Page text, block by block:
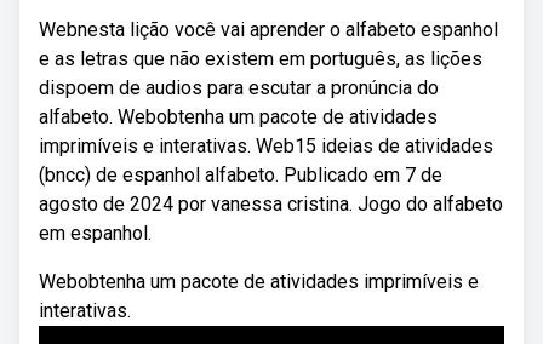
Webnesta lição você vai aprender o alfabeto espanhol
e as letras que não existem em português, as lições
dispoem de audios para escutar a pronúncia do
alfabeto. Webobtenha um pacote de atividades
imprimíveis e interativas. Web15 ideias de atividades
(bncc) de espanhol alfabeto. Publicado em 7 de
agosto de 2024 por vanessa cristina. Jogo do alfabeto
em espanhol.
Webobtenha um pacote de atividades imprimíveis e
interativas.